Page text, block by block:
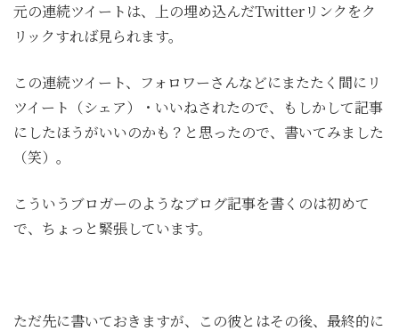
元の連続ツイートは、上の埋め込んだTwitterリンクをク
リックすれば見られます。
この連続ツイート、フォロワーさんなどにまたたく間にリ
ツイート（シェア）・いいねされたので、もしかして記事
にしたほうがいいのかも？と思ったので、書いてみました
（笑）。
こういうブロガーのようなブログ記事を書くのは初めて
で、ちょっと緊張しています。
ただ先に書いておきますが、この彼とはその後、最終的に